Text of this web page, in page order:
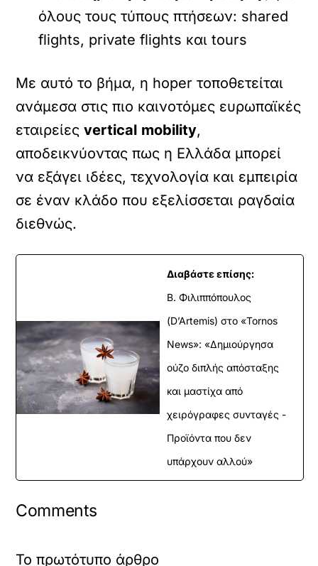
όλους τους τύπους πτήσεων: shared
flights, private flights και tours
Με αυτό το βήμα, η hoper τοποθετείται
ανάμεσα στις πιο καινοτόμες ευρωπαϊκές
εταιρείεςvertical mobility,
αποδεικνύοντας πως η Ελλάδα μπορεί
να εξάγει ιδέες, τεχνολογία και εμπειρία
σε έναν κλάδο που εξελίσσεται ραγδαία
διεθνώς.
Διαβάστε επίσης:
Β. Φιλιππόπουλος
(D’Artemis) στο «Tornos
News»: «Δημιούργησα
ούζο διπλής απόσταξης
και μαστίχα από
χειρόγραφες συνταγές -
Προϊόντα που δεν
υπάρχουν αλλού»
Comments
Το πρωτότυπο άρθρο